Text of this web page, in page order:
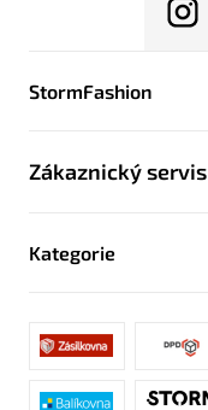
StormFashion
Zákaznický servis
Kategorie